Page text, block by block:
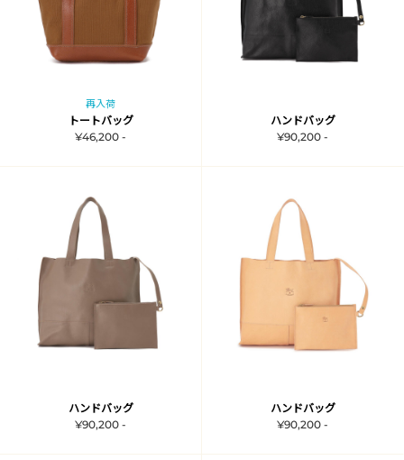
再入荷
トートバッグ
¥46,200 -
ハンドバッグ
¥90,200 -
ハンドバッグ
¥90,200 -
ハンドバッグ
¥90,200 -